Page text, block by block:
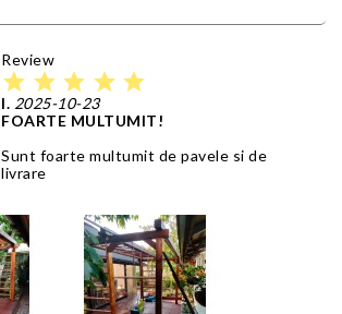
Review
star star star star star
I. 2025-10-23
FOARTE MULTUMIT!
Sunt foarte multumit de pavele si de
livrare